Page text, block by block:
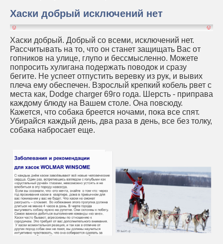
Хаски добрый исключений нет
Хаски добрый. Добрый со всеми, исключений нет.
Рассчитывать на то, что он станет защищать Вас от
гопников на улице, глупо и бессмысленно. Можете
попросить хулигана подержать поводок и сразу
бегите. Не успеет отпустить веревку из рук, и вывих
плеча ему обеспечен. Взрослый крепкий кобель рвет с
места как, Dodge charger 69го года. Шерсть - приправа
каждому блюду на Вашем столе. Она повсюду.
Кажется, что собака бреется ночами, пока все спят.
Убирайся каждый день, два раза в день, все без толку,
собака набросает еще.